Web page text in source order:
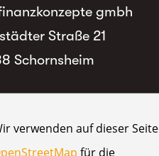
gmbh
Straße 21
Schornsheim
verwenden auf dieser Seite
für die